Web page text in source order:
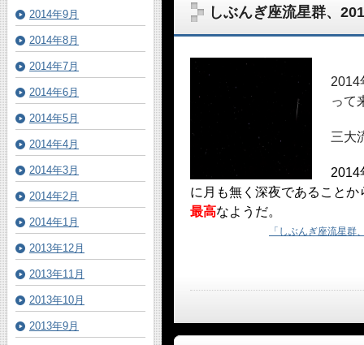
しぶんぎ座流星群、
2014
って
三大
2014
に月も無く深夜であること
最高なようだ。
「しぶんぎ座流星
2014年9月
2014年8月
2014年7月
2014年6月
2014年5月
2014年4月
2014年3月
2014年2月
2014年1月
2013年12月
2013年11月
2013年10月
2013年9月